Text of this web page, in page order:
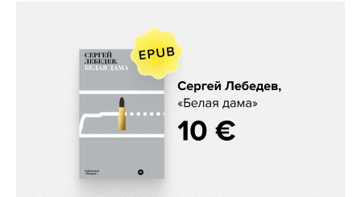
Сергей Лебедев, «Белая дама»